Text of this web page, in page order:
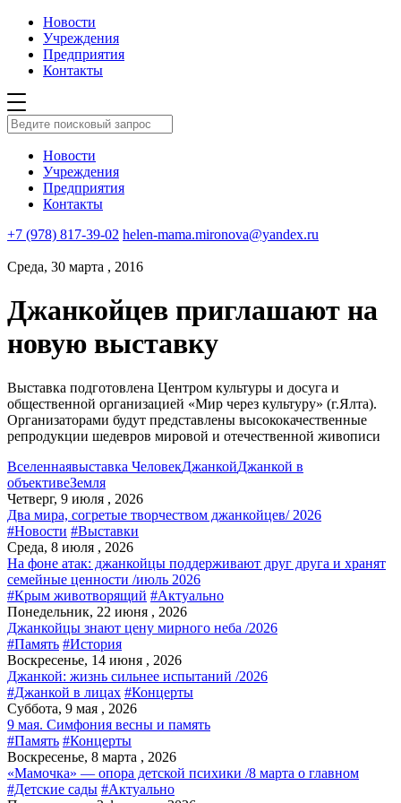
Новости
Учреждения
Предприятия
Контакты
Новости
Учреждения
Предприятия
Контакты
+7 (978) 817-39-02 helen-mama.mironova@yandex.ru
Среда, 30 марта , 2016
Джанкойцев приглашают на
новую выставку
Выставка подготовлена Центром культуры и досуга и
общественной организацией «Мир через культуру» (г.Ялта).
Организаторами будут представлены высококачественные
репродукции шедевров мировой и отечественной живописи
Вселеннаявыставка ЧеловекДжанкойДжанкой в
объективеЗемля
Четверг, 9 июля , 2026
Два мира, согретые творчеством джанкойцев/ 2026
#Новости #Выставки
Среда, 8 июля , 2026
На фоне атак: джанкойцы поддерживают друг друга и хранят
семейные ценности /июль 2026
#Крым животворящий #Актуально
Понедельник, 22 июня , 2026
Джанкойцы знают цену мирного неба /2026
#Память #История
Воскресенье, 14 июня , 2026
Джанкой: жизнь сильнее испытаний /2026
#Джанкой в лицах #Концерты
Суббота, 9 мая , 2026
9 мая. Симфония весны и память
#Память #Концерты
Воскресенье, 8 марта , 2026
«Мамочка» — опора детской психики /8 марта о главном
#Детские сады #Актуально